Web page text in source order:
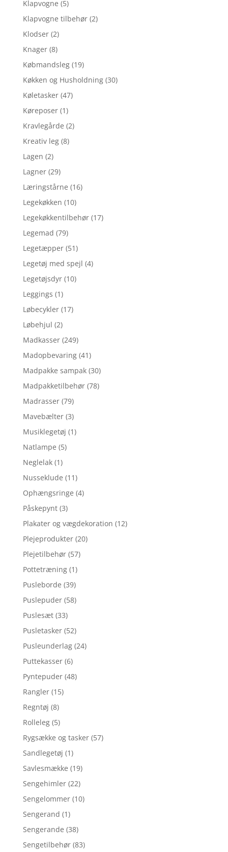
Klapvogne (5)
Klapvogne tilbehør (2)
Klodser (2)
Knager (8)
Købmandsleg (19)
Køkken og Husholdning (30)
Køletasker (47)
Køreposer (1)
Kravlegårde (2)
Kreativ leg (8)
Lagen (2)
Lagner (29)
Læringstårne (16)
Legekøkken (10)
Legekøkkentilbehør (17)
Legemad (79)
Legetæpper (51)
Legetøj med spejl (4)
Legetøjsdyr (10)
Leggings (1)
Løbecykler (17)
Løbehjul (2)
Madkasser (249)
Madopbevaring (41)
Madpakke sampak (30)
Madpakketilbehør (78)
Madrasser (79)
Mavebælter (3)
Musiklegetøj (1)
Natlampe (5)
Neglelak (1)
Nusseklude (11)
Ophængsringe (4)
Påskepynt (3)
Plakater og vægdekoration (12)
Plejeprodukter (20)
Plejetilbehør (57)
Pottetræning (1)
Pusleborde (39)
Puslepuder (58)
Puslesæt (33)
Pusletasker (52)
Pusleunderlag (24)
Puttekasser (6)
Pyntepuder (48)
Rangler (15)
Regntøj (8)
Rolleleg (5)
Rygsække og tasker (57)
Sandlegetøj (1)
Savlesmække (19)
Sengehimler (22)
Sengelommer (10)
Sengerand (1)
Sengerande (38)
Sengetilbehør (83)